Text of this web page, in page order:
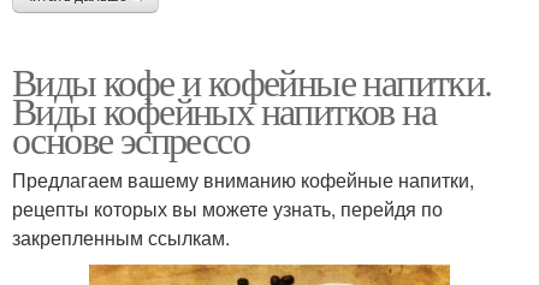
Виды кофе и кофейные напитки.
Виды кофейных напитков на
основе эспрессо
Предлагаем вашему вниманию кофейные напитки,
рецепты которых вы можете узнать, перейдя по
закрепленным ссылкам.